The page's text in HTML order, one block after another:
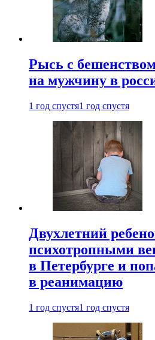
Рысь с
на мужчину в
1 год спустя1 год спустя
Двухлетний
психотропными
в Петербурге и
в реанимацию
1 год спустя1 год спустя